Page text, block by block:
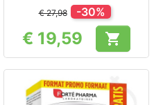
€ 27,98 -30%
Prijs
€ 19,59 